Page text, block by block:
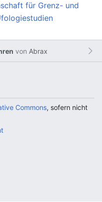
für Grenz- und
von Abrax
Commons, sofern nicht